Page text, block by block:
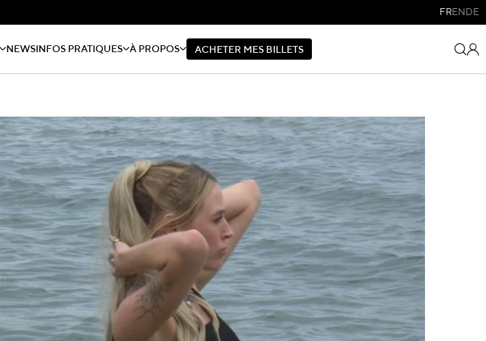
FREN DE
NEWSINFOS PRATIQUES À PROPOS AC H ET ER M ES B LLET S
ACHETER MES BILLETS